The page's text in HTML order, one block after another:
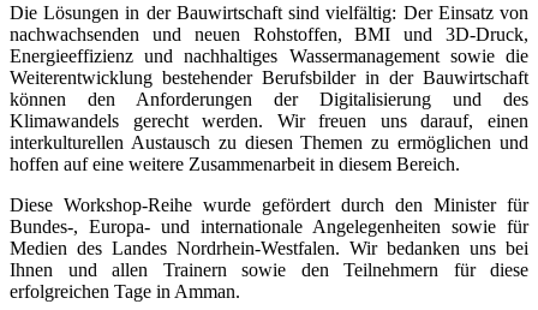
Die Lösungen in der Bauwirtschaft sind vielfältig: Der Einsatz von
nachwachsenden und neuen Rohstoffen, BMI und 3D-Druck,
Energieeffizienz und nachhaltiges Wassermanagement sowie die
Weiterentwicklung bestehender Berufsbilder in der Bauwirtschaft
können den Anforderungen der Digitalisierung und des
Klimawandels gerecht werden. Wir freuen uns darauf, einen
interkulturellen Austausch zu diesen Themen zu ermöglichen und
hoffen auf eine weitere Zusammenarbeit in diesem Bereich.
Diese Workshop-Reihe wurde gefördert durch den Minister für
Bundes-, Europa- und internationale Angelegenheiten sowie für
Medien des Landes Nordrhein-Westfalen. Wir bedanken uns bei
Ihnen und allen Trainern sowie den Teilnehmern für diese
erfolgreichen Tage in Amman.